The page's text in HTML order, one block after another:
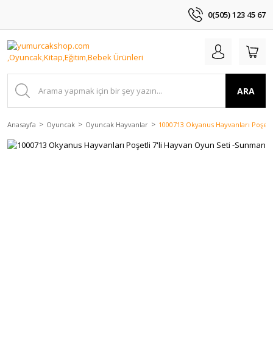
0(505) 123 45 67
ARA
Anasayfa Oyuncak Oyuncak Hayvanlar 1000713 Okyanus Hayvanları